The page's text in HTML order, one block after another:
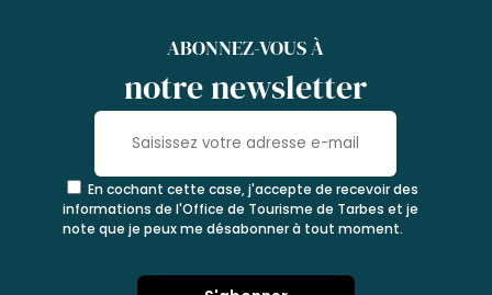
ABONNEZ-VOUS À
notre newsletter
En cochant cette case, j'accepte de recevoir des
informations de l'Office de Tourisme de Tarbes et je
note que je peux me désabonner à tout moment.